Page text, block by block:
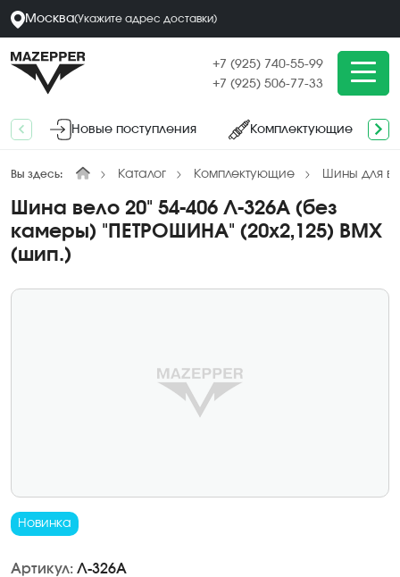
Москва(Укажите адрес доставки)
+7 (925) 740-55-99
+7 (925) 506-77-33
Новые поступления Комплектующие
Вы здесь: Каталог Комплектующие Шины для
Шина вело 20" 54-406 Л-326А (без
камеры) "ПЕТРОШИНА" (20х2,125) BMX
(шип.)
Новинка
Артикул: Л-326А